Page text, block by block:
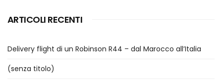
ARTICOLI RECENTI
Delivery flight di un Robinson R44 – dal Marocco all’Italia
(senza titolo)